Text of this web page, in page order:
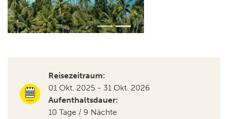
Reisezeitraum:
01 Okt. 2025 - 31 Okt. 2026
Aufenthaltsdauer:
10 Tage / 9 Nächte